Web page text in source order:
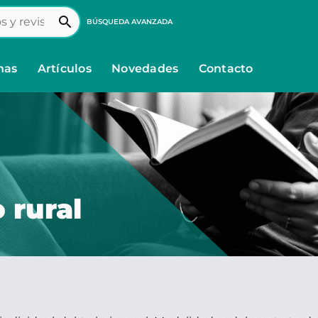
search BÚSQUEDA AVANZADA
Artículos Novedades Contacto
rural